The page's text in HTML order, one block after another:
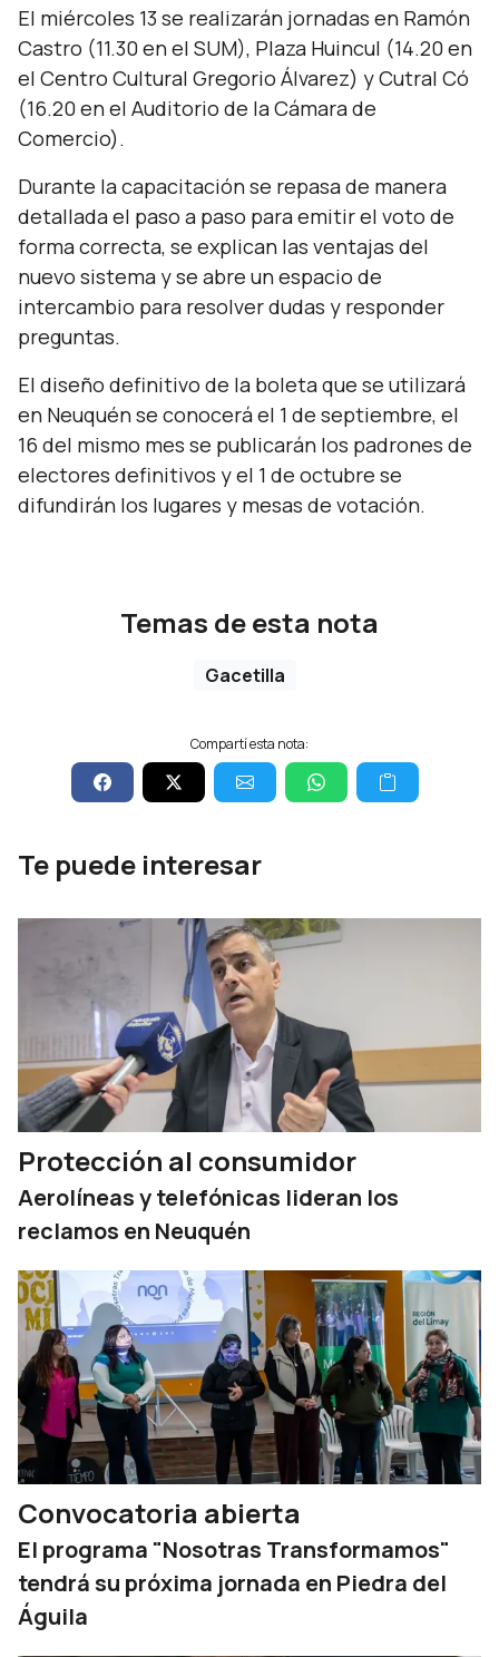
El miércoles 13 se realizarán jornadas en Ramón
Castro (11.30 en el SUM), Plaza Huincul (14.20 en
el Centro Cultural Gregorio Álvarez) y Cutral Có
(16.20 en el Auditorio de la Cámara de
Comercio).
Durante la capacitación se repasa de manera
detallada el paso a paso para emitir el voto de
forma correcta, se explican las ventajas del
nuevo sistema y se abre un espacio de
intercambio para resolver dudas y responder
preguntas.
El diseño definitivo de la boleta que se utilizará
en Neuquén se conocerá el 1 de septiembre, el
16 del mismo mes se publicarán los padrones de
electores definitivos y el 1 de octubre se
difundirán los lugares y mesas de votación.
Temas de esta nota
Gacetilla
Compartí esta nota:
Te puede interesar
Protección al consumidor
Aerolíneas y telefónicas lideran los
reclamos en Neuquén
Convocatoria abierta
El programa "Nosotras Transformamos"
tendrá su próxima jornada en Piedra del
Águila